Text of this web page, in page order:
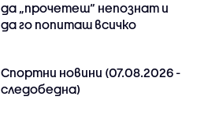
да „прочетеш“ непознат и
да го попиташ всичко
Спортни новини (07.08.2026 -
следобедна)